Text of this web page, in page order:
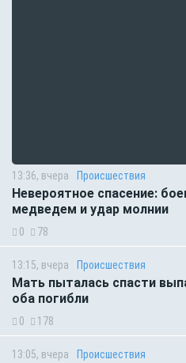
13:36, вчера Происшествия
Невероятное спасение:
медведем и удар молнии
0 78
13:15, вчера Происшествия
Мать пыталась спасти
оба погибли
0 178
13:05, вчера Происшествия